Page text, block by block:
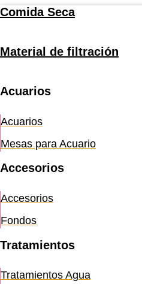
Comida Seca
Material de filtración
Acuarios
Acuarios
Mesas para Acuario
Accesorios
Accesorios
Fondos
Tratamientos
Tratamientos Agua